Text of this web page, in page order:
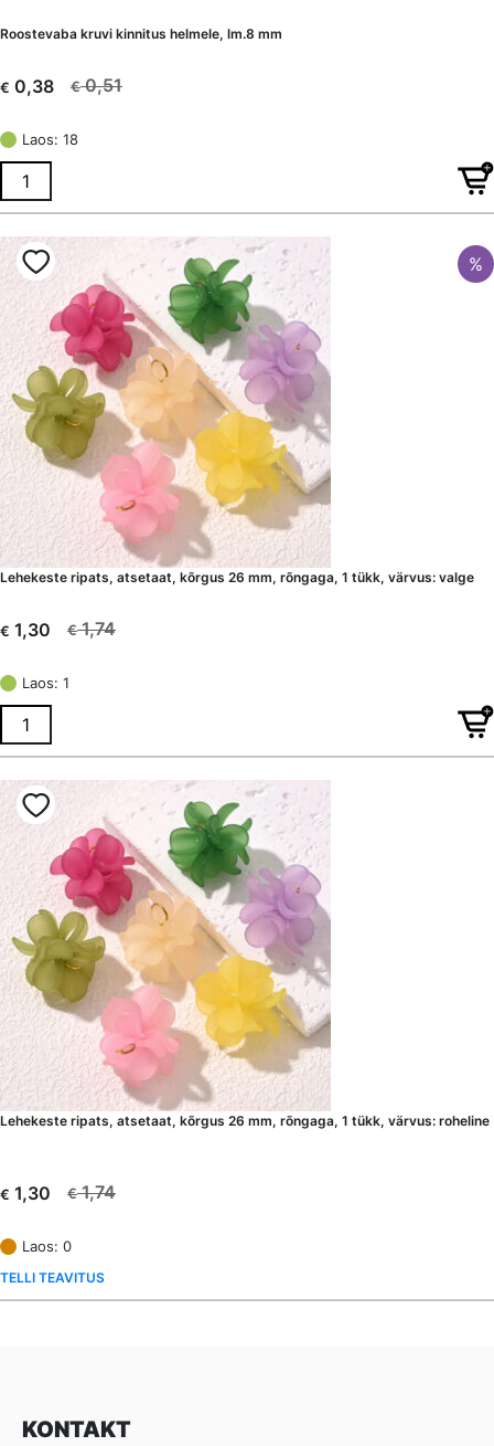
Roostevaba kruvi kinnitus helmele, lm.8 mm
€0,51
Algne
oli:
€ 0,51.
€ 0,38
Current
is:
€ 0,38.
Laos: 18
%
Lehekeste ripats, atsetaat, kõrgus 26 mm, rõngaga, 1 tükk, värvus: valge
€1,74
Algne
oli:
€ 1,74.
€ 1,30
Current
is:
€ 1,30.
Laos: 1
Lehekeste ripats, atsetaat, kõrgus 26 mm, rõngaga, 1 tükk, värvus: roheline
€1,74
Algne
oli:
€ 1,74.
€ 1,30
Current
is:
€ 1,30.
Laos: 0
TELLI TEAVITUS
KONTAKT